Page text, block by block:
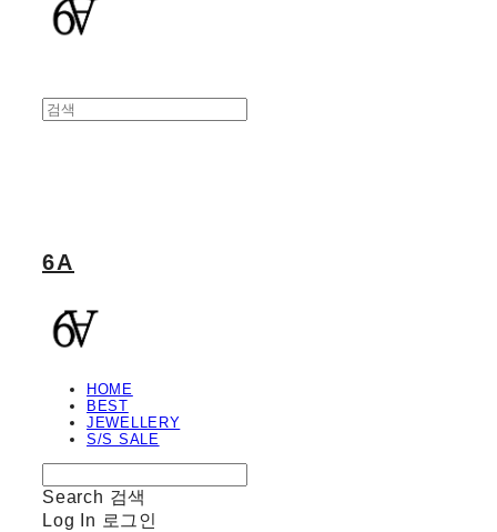
6A
HOME
BEST
JEWELLERY
S/S SALE
Search 검색
Log In 로그인